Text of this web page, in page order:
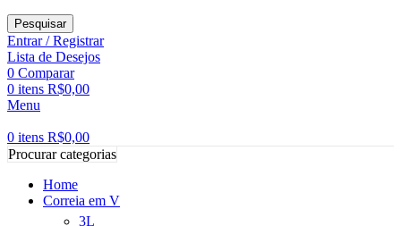
Pesquisar
Entrar / Registrar
Lista de Desejos
0 Comparar
0 itens R$0,00
Menu
0 itens R$0,00
Procurar categorias
Home
Correia em V
3L